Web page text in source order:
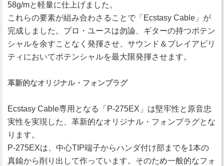
58g/mと軽量に仕上げました。
これらの要素が組み合わさることで「Ecstasy Cable」が
完成しました。プロ・ユースは勿論、ギターの持つポテン
シャルを余すことなく発揮させ、サウンド＆プレイアビリ
ティにおいてポテンシャルを最大限発揮させます。
革新的なオリジナル・フォンプラグ
Ecstasy Cable専用となる「P-275EX」は堅牢性と原音忠
実性を実現した、革新的なオリジナル・フォンプラグとな
ります。
P-275EXは、中心TIP端子からハンダ付け部までを1本の
真鍮から削り出して作っています。そのため一般的なフォ